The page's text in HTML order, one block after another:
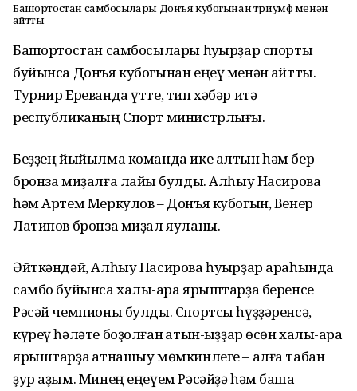
Башҡортостан самбосылары Донъя кубогынан триумф менән
ҡайтты
Башҡортостан самбосылары һуҡырҙар спорты
буйынса Донъя кубогынан еңеү менән ҡайтты.
Турнир Ереванда үтте, тип хәбәр итә
республиканың Спорт министрлығы.
Беҙҙең йыйылма команда ике алтын һәм бер
бронза миҙалға лайыҡ булды. Алһыу Насирова
һәм Артем Меркулов – Донъя кубогын, Венер
Латипов бронза миҙал яуланы.
Әйткәндәй, Алһыу Насирова һуҡырҙар араһында
самбо буйынса халыҡ-ара ярыштарҙа беренсе
Рәсәй чемпионы булды. Спортсы һүҙҙәренсә,
күреү һәләте боҙолған ҡатын-ҡыҙҙар өсөн халыҡ-ара
ярыштарҙа ҡатнашыу мөмкинлеге – алға табан
ҙур аҙым. Минең еңеүем Рәсәйҙә һәм башҡа